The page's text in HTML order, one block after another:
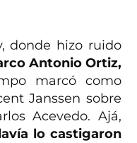
donde hizo ruido
Antonio Ortiz,
marcó como
Janssen sobre
Acevedo. Ajá,
lo castigaron